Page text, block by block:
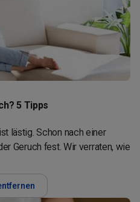
5 Tipps
lästig. Schon nach einer
Geruch fest. Wir verraten, wie